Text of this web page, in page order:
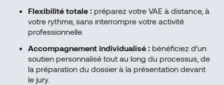
Flexibilité totale : préparez votre VAE à distance, à
votre rythme, sans interrompre votre activité
professionnelle.
Accompagnement individualisé : bénéficiez d’un
soutien personnalisé tout au long du processus, de
la préparation du dossier à la présentation devant
le jury.